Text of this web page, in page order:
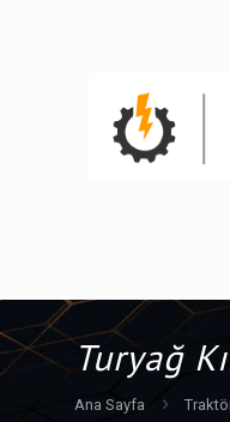
Turyağ
Ana Sayfa